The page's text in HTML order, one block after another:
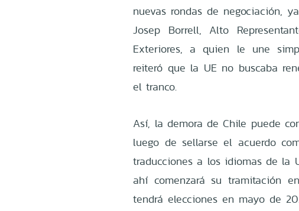
nuevas rondas de negociación,
Josep Borrell, Alto
Exteriores, a quien le une
reiteró que la UE no buscaba
el tranco.
Así, la demora de Chile puede
luego de sellarse el acuerdo
traducciones a los idiomas de la
ahí comenzará su tramitación
tendrá elecciones en mayo de